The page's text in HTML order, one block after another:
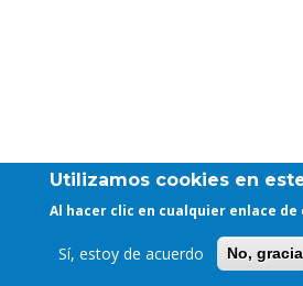
Utilizamos cookies en
Al hacer clic en cualquier enlace
Sí, estoy de acuerdo No,